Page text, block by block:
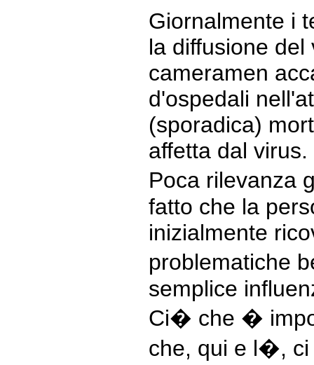
Giornalmente i
la diffusione
cameramen
d'ospedali
(sporadica)
affetta dal virus.
Poca rilevanza
fatto che la
inizialmente
problematiche
semplice
Ci� che �
che, qui e l�, ci